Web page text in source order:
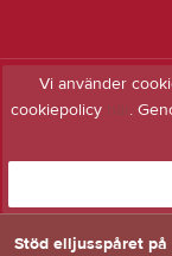
Vi använder
cookiepolicy här.
Stöd elljusspåret på